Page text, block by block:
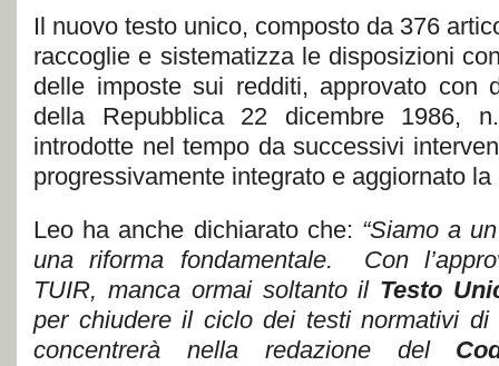
Il nuovo testo unico, composto da 376
raccoglie e sistematizza le disposizioni
delle imposte sui redditi, approvato con
della Repubblica 22 dicembre 1986,
introdotte nel tempo da successivi
progressivamente integrato e aggiornato
Leo ha anche dichiarato che: “Siamo a
una riforma fondamentale. Con
TUIR, manca ormai soltanto il Testo
per chiudere il ciclo dei testi normativi di
concentrerà nella redazione del